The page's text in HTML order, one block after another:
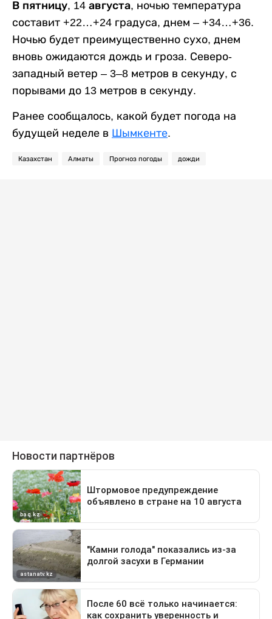
В пятницу, 14 августа, ночью температура
составит +22…+24 градуса, днем – +34…+36.
Ночью будет преимущественно сухо, днем
вновь ожидаются дождь и гроза. Северо-
западный ветер – 3–8 метров в секунду, с
порывами до 13 метров в секунду.
Ранее сообщалось, какой будет погода на
будущей неделе в Шымкенте.
Казахстан Алматы Прогноз погоды дожди